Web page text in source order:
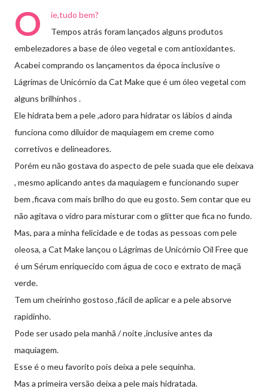
O
ie,tudo bem?
Tempos atrás foram lançados alguns produtos
embelezadores a base de óleo vegetal e com antioxidantes.
Acabei comprando os lançamentos da época inclusive o
Lágrimas de Unicórnio da Cat Make que é um óleo vegetal com
alguns brilhinhos .
Ele hidrata bem a pele ,adoro para hidratar os lábios d ainda
funciona como diluidor de maquiagem em creme como
corretivos e delineadores.
Porém eu não gostava do aspecto de pele suada que ele deixava
, mesmo aplicando antes da maquiagem e funcionando super
bem ,ficava com mais brilho do que eu gosto. Sem contar que eu
não agitava o vidro para misturar com o glitter que fica no fundo.
Mas, para a minha felicidade e de todas as pessoas com pele
oleosa, a Cat Make lançou o Lágrimas de Unicórnio Oil Free que
é um Sérum enriquecido com água de coco e extrato de maçã
verde.
Tem um cheirinho gostoso ,fácil de aplicar e a pele absorve
rapidinho.
Pode ser usado pela manhã / noite ,inclusive antes da
maquiagem.
Esse é o meu favorito pois deixa a pele sequinha.
Mas a primeira versão deixa a pele mais hidratada.